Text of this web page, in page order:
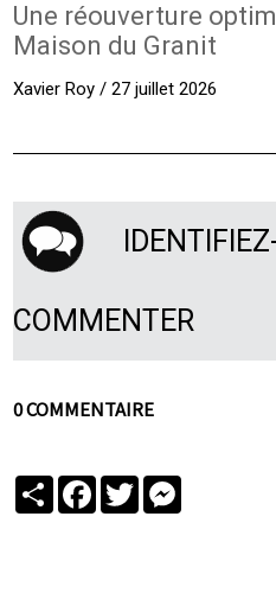
Une réouverture
Maison du Granit
Xavier Roy / 27 juillet 2026
COMMENTER
0 COMMENTAIRE
PartagerFacebook
Twitter